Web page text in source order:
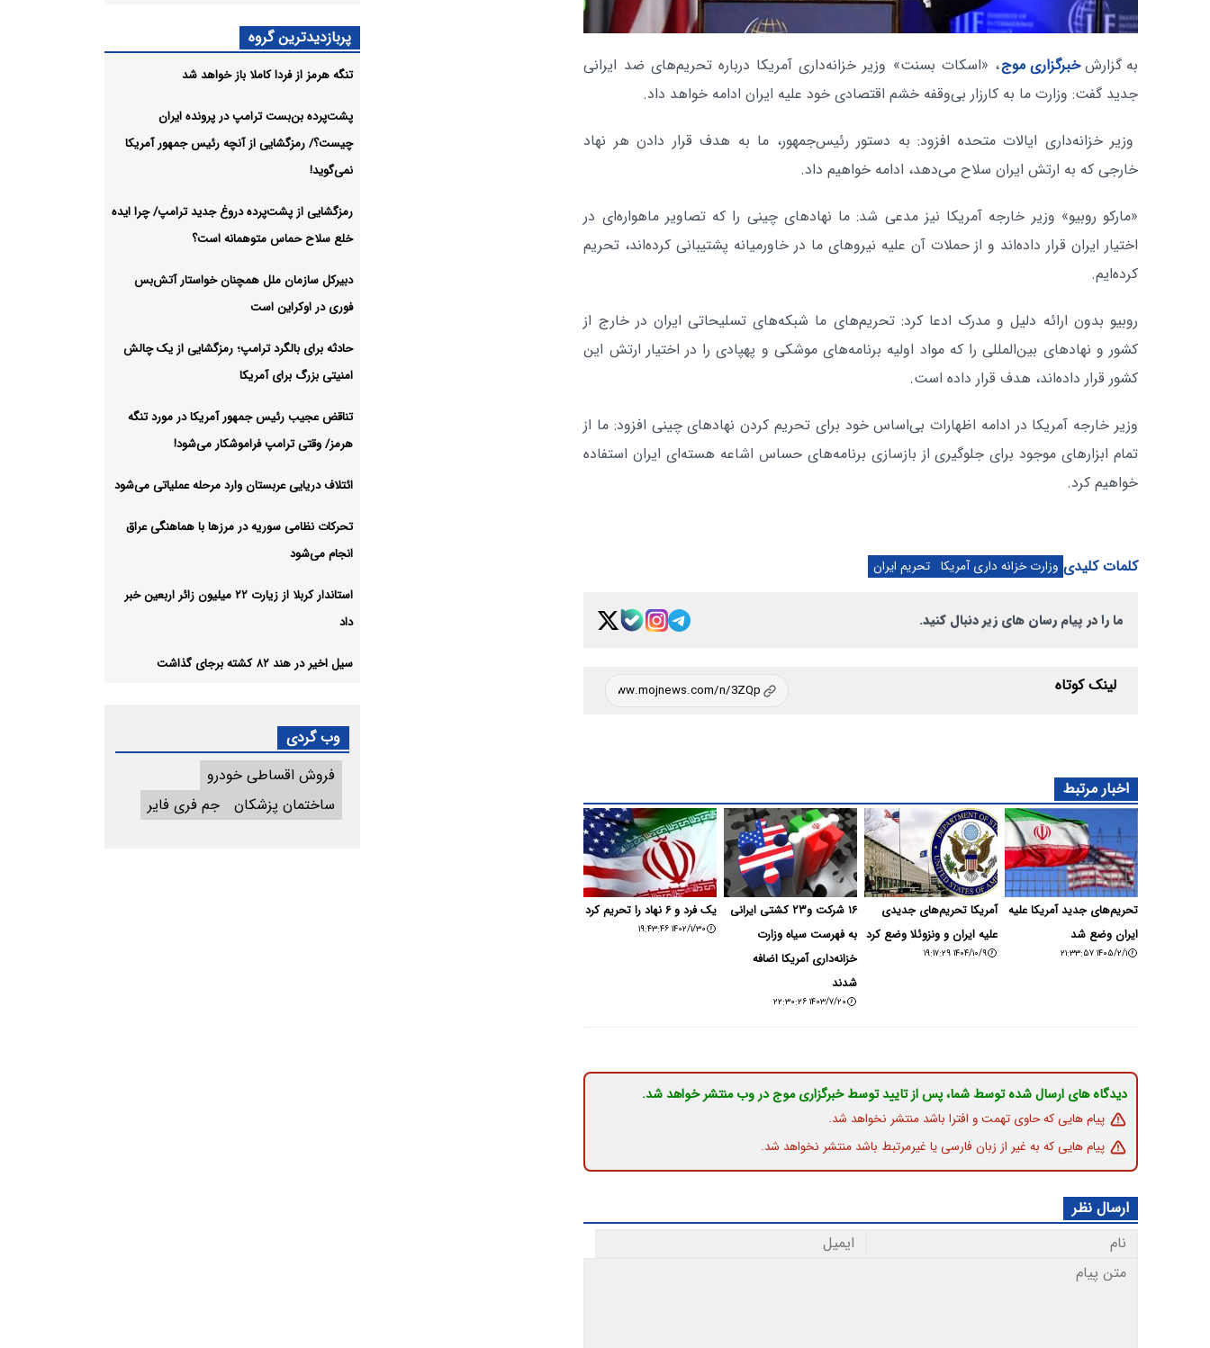
به گزارشخبرگزاری موج، «اسکات بسنت» وزیر خزانه‌داری آمریکا درباره تحریم‌های ضد ایرانی
جدید گفت: وزارت ما به کارزار بی‌وقفه خشم اقتصادی خود علیه ایران ادامه خواهد داد.
وزیر خزانه‌داری ایالات متحده افزود: به دستور رئیس‌جمهور، ما به هدف قرار دادن هر نهاد
خارجی که به ارتش ایران سلاح می‌دهد، ادامه خواهیم داد.
«مارکو روبیو» وزیر خارجه آمریکا نیز مدعی شد: ما نهادهای چینی را که تصاویر ماهواره‌ای در
اختیار ایران قرار داده‌اند و از حملات آن علیه نیروهای ما در خاورمیانه پشتیبانی کرده‌اند، تحریم
کرده‌ایم.
روبیو بدون ارائه دلیل و مدرک ادعا کرد: تحریم‌های ما شبکه‌های تسلیحاتی ایران در خارج از
کشور و نهادهای بین‌المللی را که مواد اولیه برنامه‌های موشکی و پهپادی را در اختیار ارتش این
کشور قرار داده‌اند، هدف قرار داده است.
وزیر خارجه آمریکا در ادامه اظهارات بی‌اساس خود برای تحریم کردن نهادهای چینی افزود: ما از
تمام ابزارهای موجود برای جلوگیری از بازسازی برنامه‌های حساس اشاعه هسته‌ای ایران استفاده
خواهیم کرد.
کلمات کلیدی وزارت خزانه داری آمریکا تحریم ایران
ما را در پیام رسان های زیر دنبال کنید.
لینک کوتاه
اخبار مرتبط
تحریم‌های جدید آمریکا علیه
ایران وضع شد
۱۴۰۵/۲/۱ ۲۱:۳۳:۵۷
آمریکا تحریم‌های جدیدی
علیه ایران و ونزوئلا وضع کرد
۱۴۰۴/۱۰/۹ ۱۹:۱۷:۲۹
۱۶ شرکت و۲۳ کشتی ایرانی
به فهرست سیاه وزارت
خزانه‌داری آمریکا اضافه
شدند
۱۴۰۳/۷/۲۰ ۲۲:۳۰:۲۶
یک فرد و ۶ نهاد را تحریم کرد
۱۴۰۲/۱/۳۰ ۱۹:۴۳:۴۶
دیدگاه های ارسال شده توسط شما، پس از تایید توسط خبرگزاری موج در وب منتشر خواهد شد.
پیام هایی که حاوی تهمت و افترا باشد منتشر نخواهد شد.
پیام هایی که به غیر از زبان فارسی یا غیرمرتبط باشد منتشر نخواهد شد.
ارسال نظر
پربازدیدترین گروه
تنگه هرمز از فردا کاملا باز خواهد شد
پشت‌پرده بن‌بست ترامپ در پرونده ایران
چیست؟/ رمزگشایی از آنچه رئیس جمهور آمریکا
نمی‌گوید!
رمزگشایی از پشت‌پرده دروغ جدید ترامپ/ چرا ایده
خلع سلاح حماس متوهمانه است؟
دبیرکل سازمان ملل همچنان خواستار آتش‌بس
فوری در اوکراین است
حادثه برای بالگرد ترامپ؛ رمزگشایی از یک چالش
امنیتی بزرگ برای آمریکا
تناقض عجیب رئیس جمهور آمریکا در مورد تنگه
هرمز/ وقتی ترامپ فراموشکار می‌شود!
ائتلاف دریایی عربستان وارد مرحله عملیاتی می‌شود
تحرکات نظامی سوریه در مرزها با هماهنگی عراق
انجام می‌شود
استاندار کربلا از زیارت ۲۲ میلیون زائر اربعین خبر
داد
سیل اخیر در هند ۸۲ کشته برجای گذاشت
وب گردی
فروش اقساطی خودرو
ساختمان پزشکان
جم فری فایر